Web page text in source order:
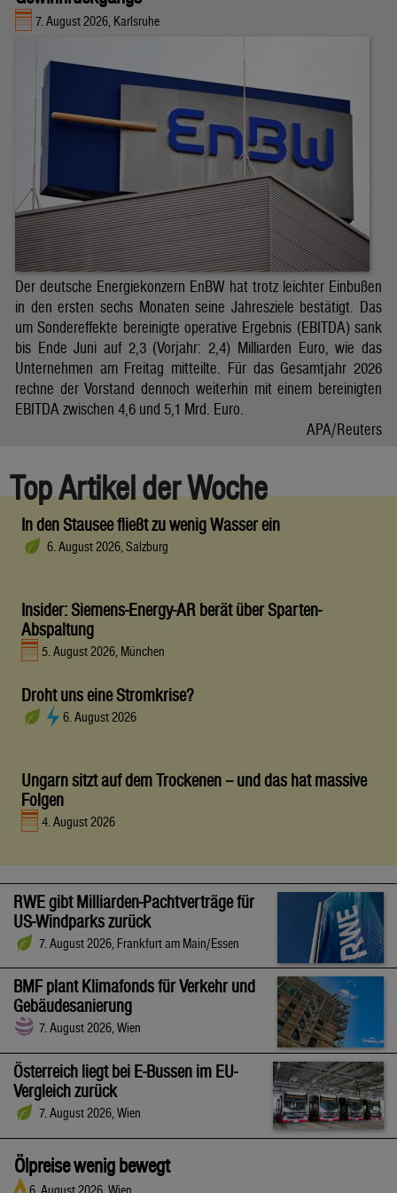
7. August 2026, Karlsruhe
Der deutsche Energiekonzern EnBW hat trotz leichter Einbußen
in den ersten sechs Monaten seine Jahresziele bestätigt. Das
um Sondereffekte bereinigte operative Ergebnis (EBITDA) sank
bis Ende Juni auf 2,3 (Vorjahr: 2,4) Milliarden Euro, wie das
Unternehmen am Freitag mitteilte. Für das Gesamtjahr 2026
rechne der Vorstand dennoch weiterhin mit einem bereinigten
EBITDA zwischen 4,6 und 5,1 Mrd. Euro.
APA/Reuters
Top Artikel der Woche
In den Stausee fließt zu wenig Wasser ein
6. August 2026, Salzburg
Insider: Siemens-Energy-AR berät über Sparten-
Abspaltung
5. August 2026, München
Droht uns eine Stromkrise?
6. August 2026
Ungarn sitzt auf dem Trockenen – und das hat massive
Folgen
4. August 2026
RWE gibt Milliarden-Pachtverträge für
US-Windparks zurück
7. August 2026, Frankfurt am Main/Essen
BMF plant Klimafonds für Verkehr und
Gebäudesanierung
7. August 2026, Wien
Österreich liegt bei E-Bussen im EU-
Vergleich zurück
7. August 2026, Wien
Ölpreise wenig bewegt